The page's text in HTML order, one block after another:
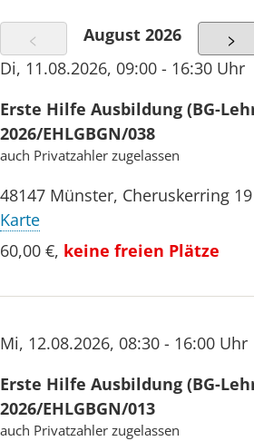
< August 2026 >
Di, 11.08.2026, 09:00 - 16:30 Uhr
Erste Hilfe Ausbildung (BG-
2026/EHLGBGN/038
auch Privatzahler zugelassen
48147 Münster, Cheruskerring 19
Karte
60,00 €, keine freien Plätze
Mi, 12.08.2026, 08:30 - 16:00 Uhr
Erste Hilfe Ausbildung (BG-
2026/EHLGBGN/013
auch Privatzahler zugelassen